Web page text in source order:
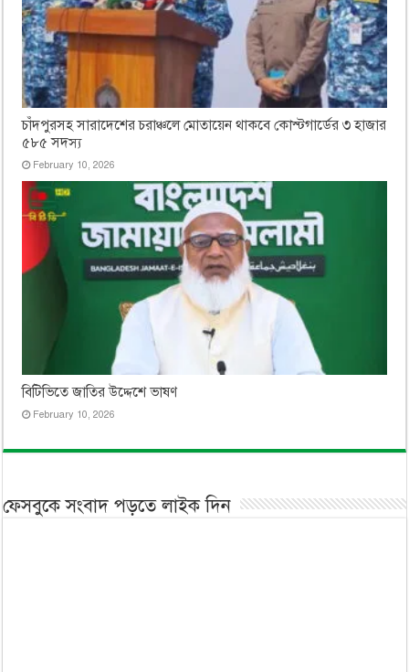
চাঁদপুরসহ সারাদেশের চরাঞ্চলে মোতায়েন থাকবে কোস্টগার্ডের ৩ হাজার
৫৮৫ সদস্য
February 10, 2026
বিটিভিতে জাতির উদ্দেশে ভাষণ
February 10, 2026
ফেসবুকে সংবাদ পড়তে লাইক দিন